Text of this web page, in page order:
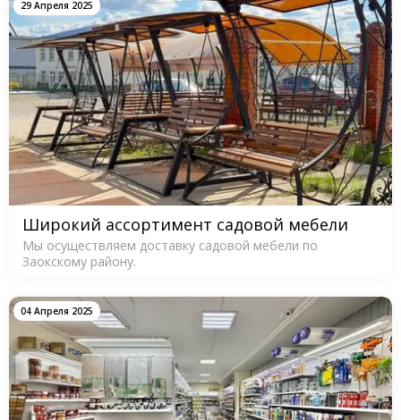
29 Апреля 2025
Широкий ассортимент садовой мебели
Мы осуществляем доставку садовой мебели по
Заокскому району.
04 Апреля 2025